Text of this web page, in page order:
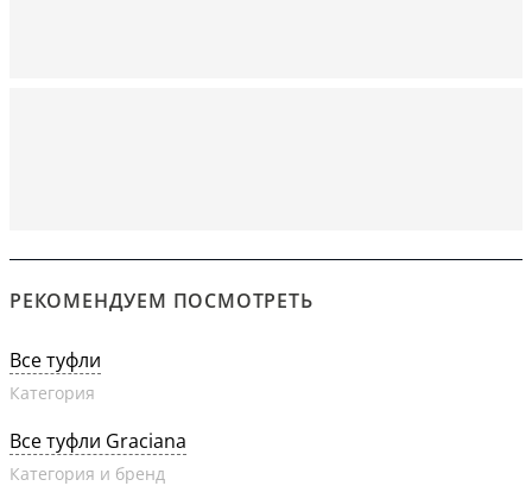
РЕКОМЕНДУЕМ ПОСМОТРЕТЬ
Все туфли
Категория
Все туфли Graciana
Категория и бренд